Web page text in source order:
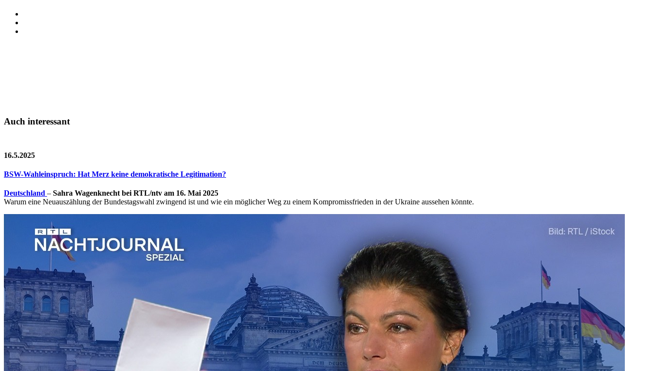
Auch interessant
16.5.2025
BSW-Wahleinspruch: Hat Merz keine demokratische Legitimation?
Deutschland – Sahra Wagenknecht bei RTL/ntv am 16. Mai 2025
Warum eine Neuauszählung der Bundestagswahl zwingend ist und wie ein möglicher Weg zu einem Kompromissfrieden in der Ukraine aussehen könnte.